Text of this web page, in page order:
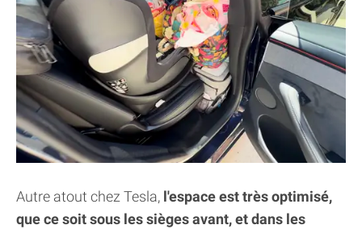
Autre atout chez Tesla, l'espace est très optimisé,
que ce soit sous les sièges avant, et dans les